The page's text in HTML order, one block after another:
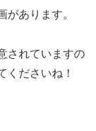
があります。
されていますの
くださいね！